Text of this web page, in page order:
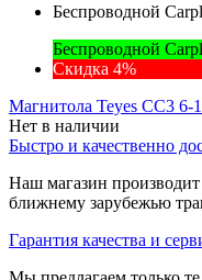
Беспроводной
Беспроводной
Скидка 4%
Магнитола Teyes CC3 6-
Нет в наличии
Быстро и качественно
Наш магазин
ближнему зарубежью
Гарантия качества и